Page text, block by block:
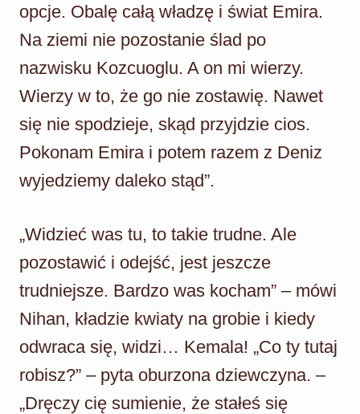
opcje. Obalę całą władzę i świat Emira.
Na ziemi nie pozostanie ślad po
nazwisku Kozcuoglu. A on mi wierzy.
Wierzy w to, że go nie zostawię. Nawet
się nie spodzieje, skąd przyjdzie cios.
Pokonam Emira i potem razem z Deniz
wyjedziemy daleko stąd”.
„Widzieć was tu, to takie trudne. Ale
pozostawić i odejść, jest jeszcze
trudniejsze. Bardzo was kocham” – mówi
Nihan, kładzie kwiaty na grobie i kiedy
odwraca się, widzi… Kemala! „Co ty tutaj
robisz?” – pyta oburzona dziewczyna. –
„Dręczy cię sumienie, że stałeś się